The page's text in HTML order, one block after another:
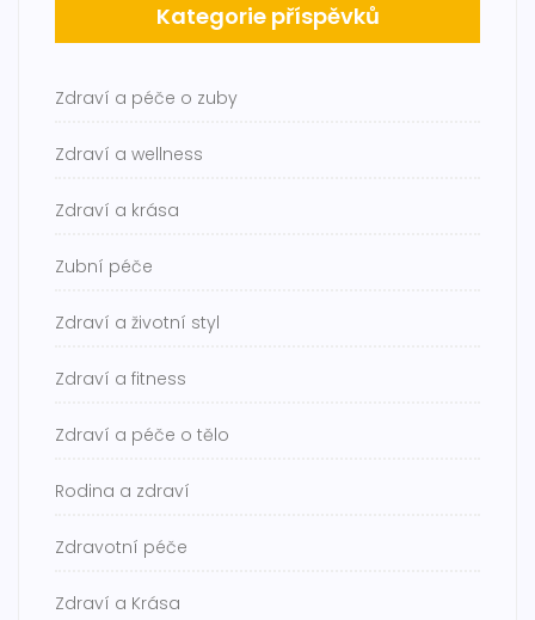
Kategorie příspěvků
Zdraví a péče o zuby
Zdraví a wellness
Zdraví a krása
Zubní péče
Zdraví a životní styl
Zdraví a fitness
Zdraví a péče o tělo
Rodina a zdraví
Zdravotní péče
Zdraví a Krása